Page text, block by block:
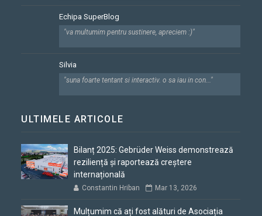
Echipa SuperBlog
"va multumim pentru sustinere, apreciem :)"
Silvia
"suna foarte tentant si interactiv. o sa iau in con..."
ULTIMELE ARTICOLE
Bilanț 2025: Gebrüder Weiss demonstrează
reziliență și raportează creștere
internațională
Constantin Hriban Mar 13, 2026
Mulțumim că ați fost alături de Asociația